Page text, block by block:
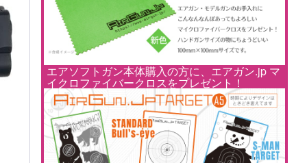
エアソフトガン本体購入の方に、エアガン.jp マ
イクロファイバークロスをプレゼント！